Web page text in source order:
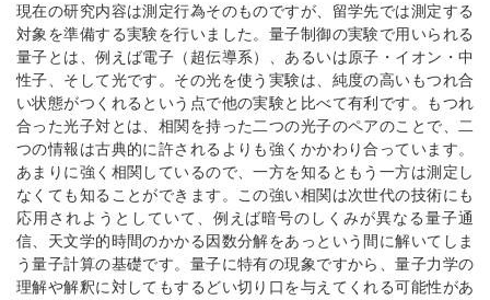
現在の研究内容は測定行為そのものですが、留学先では測定する
対象を準備する実験を行いました。量子制御の実験で用いられる
量子とは、例えば電子（超伝導系）、あるいは原子・イオン・中
性子、そして光です。その光を使う実験は、純度の高いもつれ合
い状態がつくれるという点で他の実験と比べて有利です。もつれ
合った光子対とは、相関を持った二つの光子のペアのことで、二
つの情報は古典的に許されるよりも強くかかわり合っています。
あまりに強く相関しているので、一方を知るともう一方は測定し
なくても知ることができます。この強い相関は次世代の技術にも
応用されようとしていて、例えば暗号のしくみが異なる量子通
信、天文学的時間のかかる因数分解をあっという間に解いてしま
う量子計算の基礎です。量子に特有の現象ですから、量子力学の
理解や解釈に対してもするどい切り口を与えてくれる可能性があ